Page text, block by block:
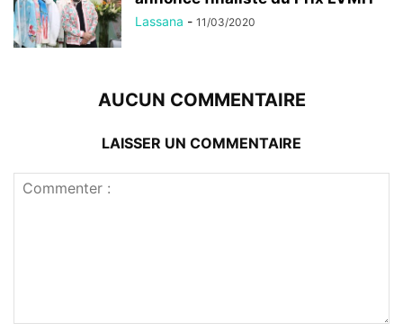
Lassana - 11/03/2020
AUCUN COMMENTAIRE
LAISSER UN COMMENTAIRE